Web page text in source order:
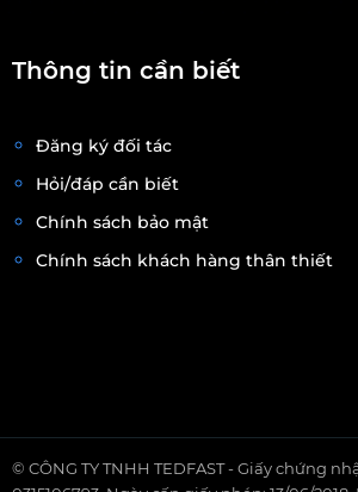
Thông tin cần biết
Đăng ký đối tác
Hỏi/đáp cần biết
Chính sách bảo mật
Chính sách khách hàng thân thiết
© CÔNG TY TNHH TEDFAST - Giấy chứng